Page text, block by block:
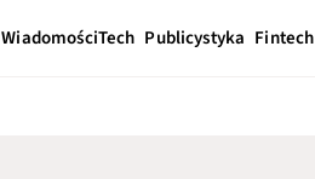
WiadomościTech Publicystyka Fintech